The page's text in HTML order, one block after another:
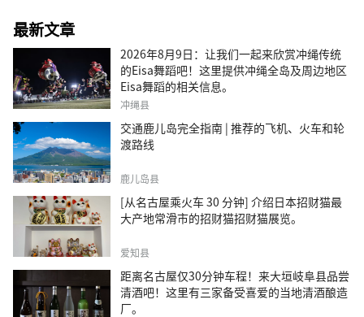
最新文章
2026年8月9日：让我们一起来欣赏冲绳传统
的Eisa舞蹈吧！这里提供冲绳全岛及周边地区
Eisa舞蹈的相关信息。
冲绳县
交通鹿儿岛完全指南 | 推荐的飞机、火车和轮
渡路线
鹿儿岛县
[从名古屋乘火车 30 分钟] 介绍日本招财猫最
大产地常滑市的招财猫招财猫展览。
爱知县
距离名古屋仅30分钟车程！来大垣岐阜县品尝
清酒吧！这里有三家备受喜爱的当地清酒酿造
厂。